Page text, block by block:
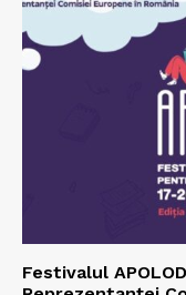
Festivalul